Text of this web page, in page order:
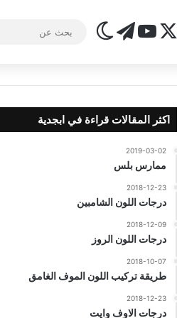
فيسبوك
‫X
‫YouTube
تيلقرامالوضع المظلم
اكثر المقالات قراءة في ابجدية
2019-03-02
ممارس بلس
2018-12-23
درجات اللون الشامبين
2018-12-09
درجات اللون الروز
2018-10-07
طريقة تركيب اللون الموف الغامق
2018-12-23
درجات الاوف وايت